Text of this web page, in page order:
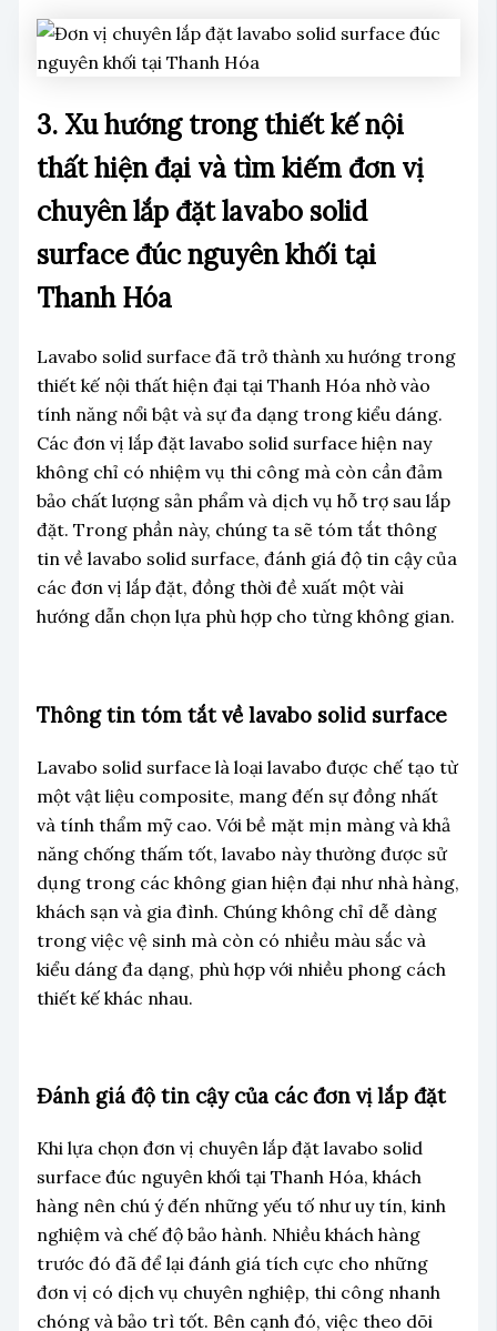
3. Xu hướng trong thiết kế nội
thất hiện đại và tìm kiếm đơn vị
chuyên lắp đặt lavabo solid
surface đúc nguyên khối tại
Thanh Hóa
Lavabo solid surface đã trở thành xu hướng trong
thiết kế nội thất hiện đại tại Thanh Hóa nhờ vào
tính năng nổi bật và sự đa dạng trong kiểu dáng.
Các đơn vị lắp đặt lavabo solid surface hiện nay
không chỉ có nhiệm vụ thi công mà còn cần đảm
bảo chất lượng sản phẩm và dịch vụ hỗ trợ sau lắp
đặt. Trong phần này, chúng ta sẽ tóm tắt thông
tin về lavabo solid surface, đánh giá độ tin cậy của
các đơn vị lắp đặt, đồng thời đề xuất một vài
hướng dẫn chọn lựa phù hợp cho từng không gian.
Thông tin tóm tắt về lavabo solid surface
Lavabo solid surface là loại lavabo được chế tạo từ
một vật liệu composite, mang đến sự đồng nhất
và tính thẩm mỹ cao. Với bề mặt mịn màng và khả
năng chống thấm tốt, lavabo này thường được sử
dụng trong các không gian hiện đại như nhà hàng,
khách sạn và gia đình. Chúng không chỉ dễ dàng
trong việc vệ sinh mà còn có nhiều màu sắc và
kiểu dáng đa dạng, phù hợp với nhiều phong cách
thiết kế khác nhau.
Đánh giá độ tin cậy của các đơn vị lắp đặt
Khi lựa chọn đơn vị chuyên lắp đặt lavabo solid
surface đúc nguyên khối tại Thanh Hóa, khách
hàng nên chú ý đến những yếu tố như uy tín, kinh
nghiệm và chế độ bảo hành. Nhiều khách hàng
trước đó đã để lại đánh giá tích cực cho những
đơn vị có dịch vụ chuyên nghiệp, thi công nhanh
chóng và bảo trì tốt. Bên cạnh đó, việc theo dõi